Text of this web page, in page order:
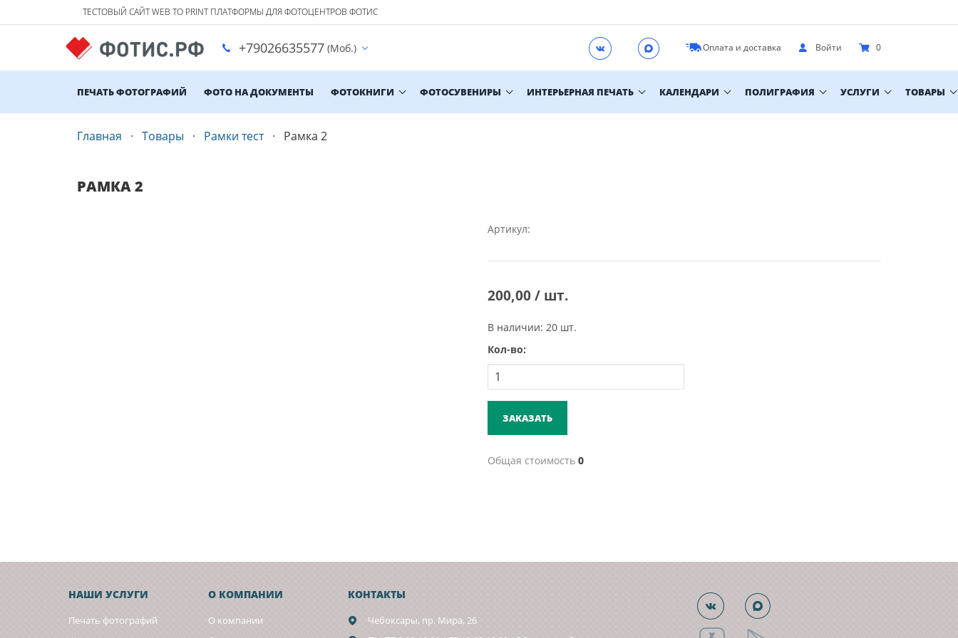
ТЕСТОВЫЙ САЙТ WEB TO PRINT ПЛАТФОРМЫ ДЛЯ ФОТОЦЕНТРОВ ФОТИС
+79026635577 (Моб.) Оплата и доставка Войти 0
ПЕЧАТЬ ФОТОГРАФИЙ ФОТО НА ДОКУМЕНТЫ ФОТОКНИГИ ФОТОСУВЕНИРЫ ИНТЕРЬЕРНАЯ ПЕЧАТЬ КАЛЕНДАРИ ПОЛИГРАФИЯ УСЛУГИ ТОВАРЫ
Главная Товары Рамки тест Рамка 2
РАМКА 2
Артикул:
200,00 / шт.
В наличии: 20 шт.
Кол-во:
ЗАКАЗАТЬ
Общая стоимость 0
НАШИ УСЛУГИ
Печать фотографий
О КОМПАНИИ
О компании
КОНТАКТЫ
Чебоксары, пр. Мира, 26